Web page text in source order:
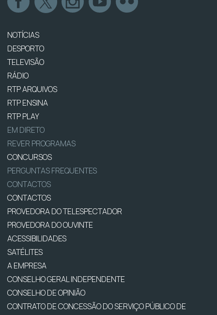
NOTÍCIAS
DESPORTO
TELEVISÃO
RÁDIO
RTP ARQUIVOS
RTP ENSINA
RTP PLAY
EM DIRETO
REVER PROGRAMAS
CONCURSOS
PERGUNTAS FREQUENTES
CONTACTOS
CONTACTOS
PROVEDORA DO TELESPECTADOR
PROVEDORA DO OUVINTE
ACESSIBILIDADES
SATÉLITES
A EMPRESA
CONSELHO GERAL INDEPENDENTE
CONSELHO DE OPINIÃO
CONTRATO DE CONCESSÃO DO SERVIÇO PÚBLICO DE